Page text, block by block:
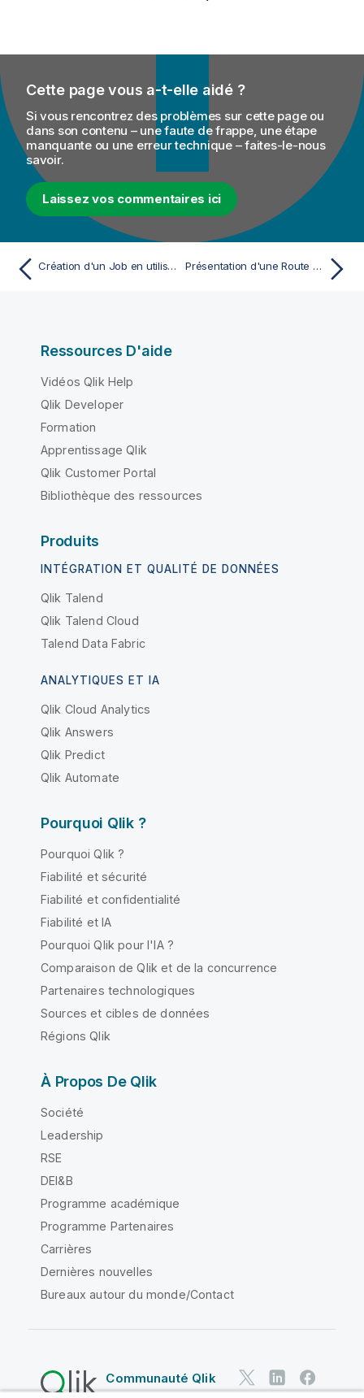
Cette page vous a-t-elle aidé ?
Si vous rencontrez des problèmes sur cette page ou
dans son contenu – une faute de frappe, une étape
manquante ou une erreur technique – faites-le-nous
savoir.
Laissez vos commentaires ici
Création d'un Job en utilisant une API de création de Job Présentation d'une Route simple
Ressources D'aide
Vidéos Qlik Help
Qlik Developer
Formation
Apprentissage Qlik
Qlik Customer Portal
Bibliothèque des ressources
Produits
INTÉGRATION ET QUALITÉ DE DONNÉES
Qlik Talend
Qlik Talend Cloud
Talend Data Fabric
ANALYTIQUES ET IA
Qlik Cloud Analytics
Qlik Answers
Qlik Predict
Qlik Automate
Pourquoi Qlik ?
Pourquoi Qlik ?
Fiabilité et sécurité
Fiabilité et confidentialité
Fiabilité et IA
Pourquoi Qlik pour l'IA ?
Comparaison de Qlik et de la concurrence
Partenaires technologiques
Sources et cibles de données
Régions Qlik
À Propos De Qlik
Société
Leadership
RSE
DEI&B
Programme académique
Programme Partenaires
Carrières
Dernières nouvelles
Bureaux autour du monde/Contact
Communauté Qlik